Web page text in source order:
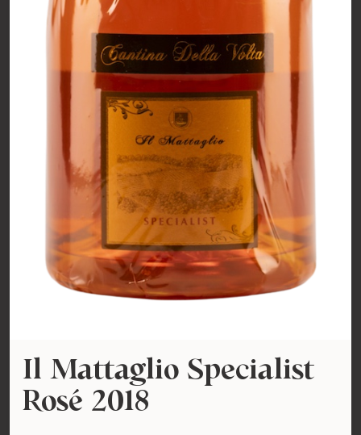
Il Mattaglio Specialist
Rosé 2018